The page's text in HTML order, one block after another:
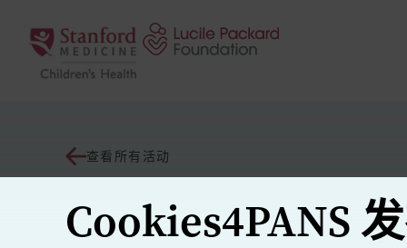
查看所有活动
Cookies4PANS